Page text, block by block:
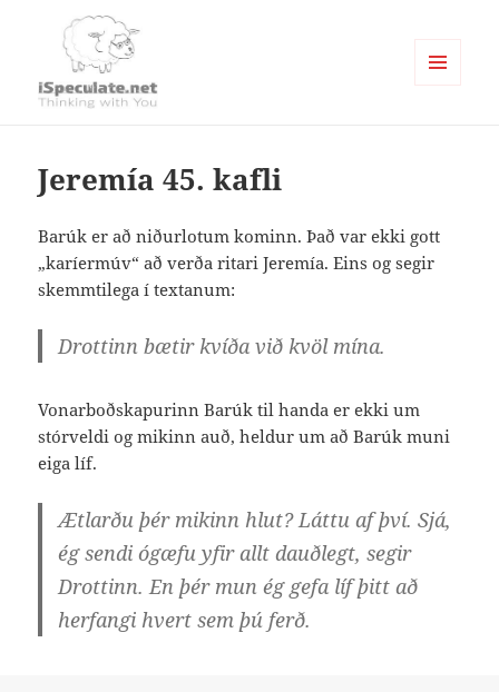
Jeremía 45. kafli
Barúk er að niðurlotum kominn. Það var ekki gott
„karíermúv“ að verða ritari Jeremía. Eins og segir
skemmtilega í textanum:
Drottinn bætir kvíða við kvöl mína.
Vonarboðskapurinn Barúk til handa er ekki um
stórveldi og mikinn auð, heldur um að Barúk muni
eiga líf.
Ætlarðu þér mikinn hlut? Láttu af því. Sjá,
ég sendi ógæfu yfir allt dauðlegt, segir
Drottinn. En þér mun ég gefa líf þitt að
herfangi hvert sem þú ferð.